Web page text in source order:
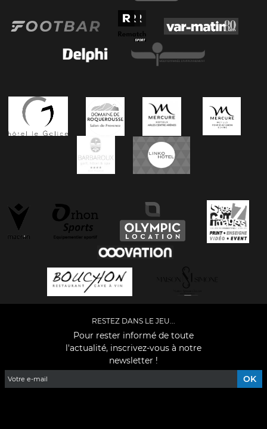
RESTEZ DANS LE JEU...
Pour rester informé de toute
l'actualité, inscrivez-vous à notre
newsletter !